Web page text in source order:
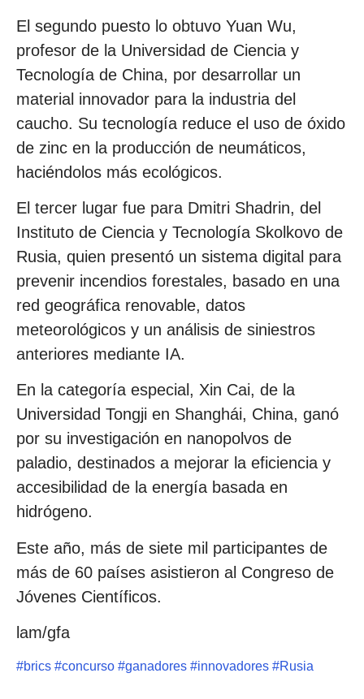
El segundo puesto lo obtuvo Yuan Wu,
profesor de la Universidad de Ciencia y
Tecnología de China, por desarrollar un
material innovador para la industria del
caucho. Su tecnología reduce el uso de óxido
de zinc en la producción de neumáticos,
haciéndolos más ecológicos.
El tercer lugar fue para Dmitri Shadrin, del
Instituto de Ciencia y Tecnología Skolkovo de
Rusia, quien presentó un sistema digital para
prevenir incendios forestales, basado en una
red geográfica renovable, datos
meteorológicos y un análisis de siniestros
anteriores mediante IA.
En la categoría especial, Xin Cai, de la
Universidad Tongji en Shanghái, China, ganó
por su investigación en nanopolvos de
paladio, destinados a mejorar la eficiencia y
accesibilidad de la energía basada en
hidrógeno.
Este año, más de siete mil participantes de
más de 60 países asistieron al Congreso de
Jóvenes Científicos.
lam/gfa
#brics #concurso #ganadores #innovadores #Rusia